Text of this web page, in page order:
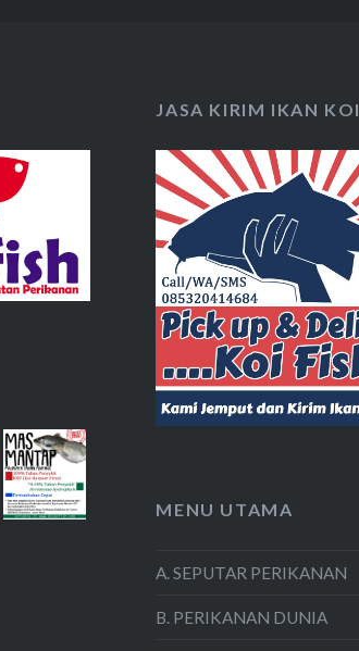
JASA KIRIM IKAN KOI
MENU UTAMA
A. SEPUTAR PERIKANAN
B. PERIKANAN DUNIA